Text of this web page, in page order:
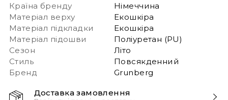
Країна бренду
Німеччина
Матеріал верху
Екошкіра
Матеріал підкладки
Екошкіра
Матеріал підошви
Поліуретан (PU)
Сезон
Літо
Стиль
Повсякденний
Бренд
Grunberg
Доставка замовлення